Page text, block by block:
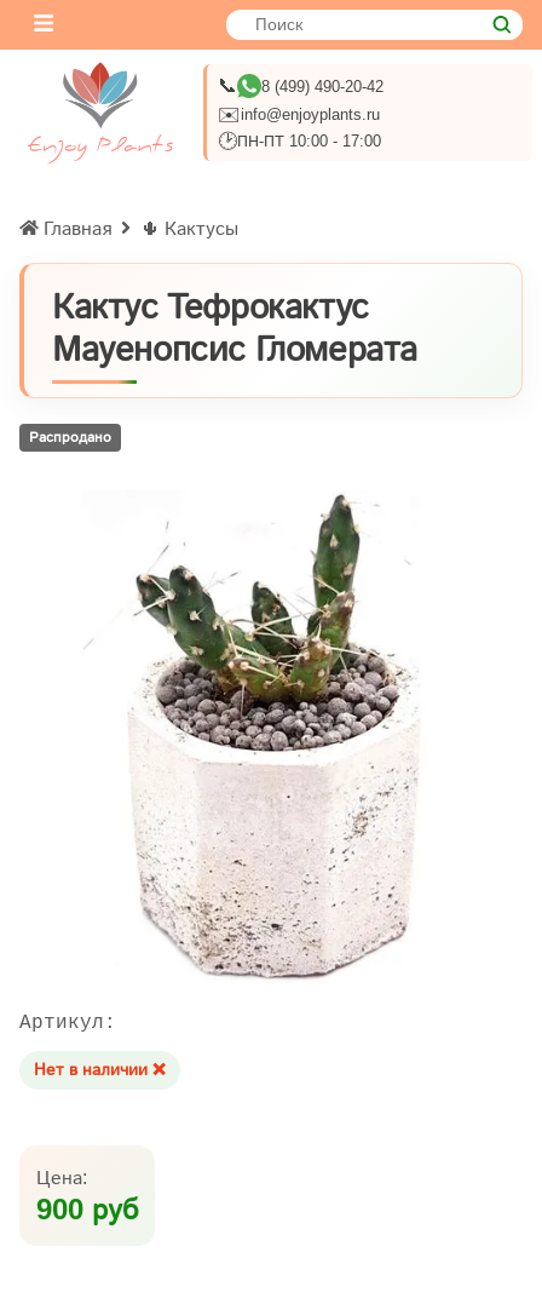
📞 8 (499) 490-20-42
✉️info@enjoyplants.ru
🕑ПН-ПТ 10:00 - 17:00
Главная 🌵 Кактусы
Кактус Тефрокактус
Мауенопсис Гломерата
Распродано
Артикул:
Нет в наличии ❌
Цена:
900 руб